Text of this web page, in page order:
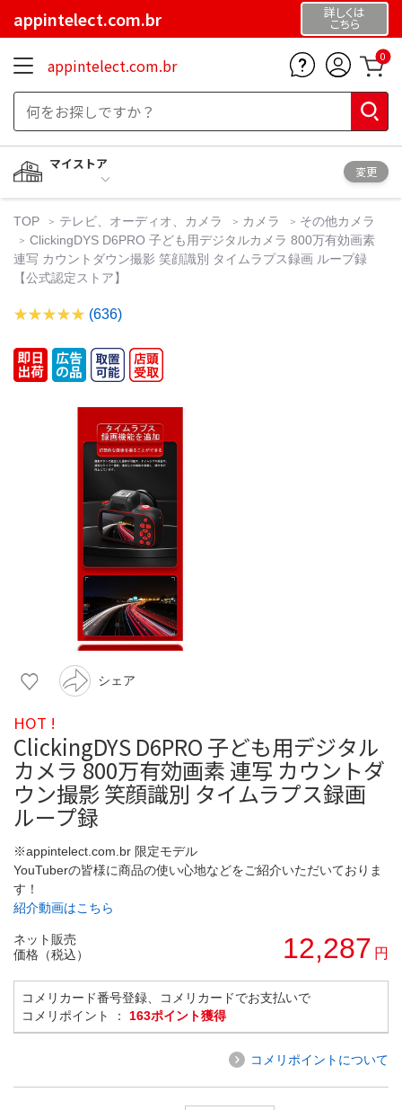
appintelect.com.br 詳しくは
こちら
appintelect.com.br 0
マイストア
変更
TOP テレビ、オーディオ、カメラ カメラ
その他カメラ
ClickingDYS D6PRO 子ども用デジタルカメラ 800万有効画素
連写 カウントダウン撮影 笑顔識別 タイムラプス録画 ループ録
【公式認定ストア】
(636)
シェア
HOT !
ClickingDYS D6PRO 子ども用デジタル
カメラ 800万有効画素 連写 カウントダ
ウン撮影 笑顔識別 タイムラプス録画
ループ録
※appintelect.com.br 限定モデル
YouTuberの皆様に商品の使い心地などをご紹介いただいておりま
す！
紹介動画はこちら
ネット販売
価格（税込）
12,287 円
コメリカード番号登録、コメリカードでお支払いで
コメリポイント ： 163ポイント獲得
コメリポイントについて